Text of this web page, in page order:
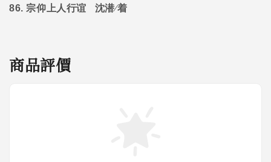
86. 宗仰上人行谊 沈潜∕着
商品評價